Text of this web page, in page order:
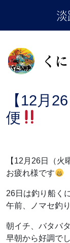
the
【12月
便
【12月26日（火
お疲れ様です
26日は釣り船く
午前、ノマセ釣
朝イチ、バタバ
早朝から好調で